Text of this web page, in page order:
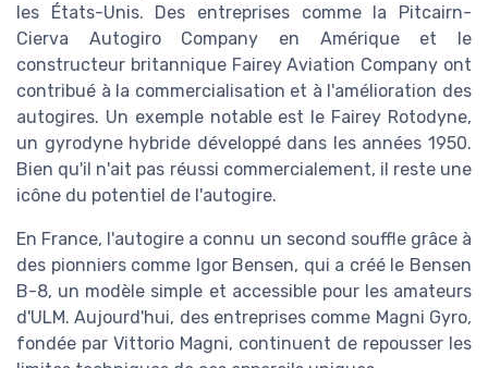
les États-Unis. Des entreprises comme la Pitcairn-
Cierva Autogiro Company en Amérique et le
constructeur britannique Fairey Aviation Company ont
contribué à la commercialisation et à l'amélioration des
autogires. Un exemple notable est le Fairey Rotodyne,
un gyrodyne hybride développé dans les années 1950.
Bien qu'il n'ait pas réussi commercialement, il reste une
icône du potentiel de l'autogire.
En France, l'autogire a connu un second souffle grâce à
des pionniers comme Igor Bensen, qui a créé le Bensen
B-8, un modèle simple et accessible pour les amateurs
d'ULM. Aujourd'hui, des entreprises comme Magni Gyro,
fondée par Vittorio Magni, continuent de repousser les